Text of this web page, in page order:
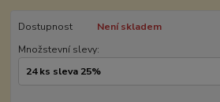
Dostupnost
Není skladem
Množstevní slevy: